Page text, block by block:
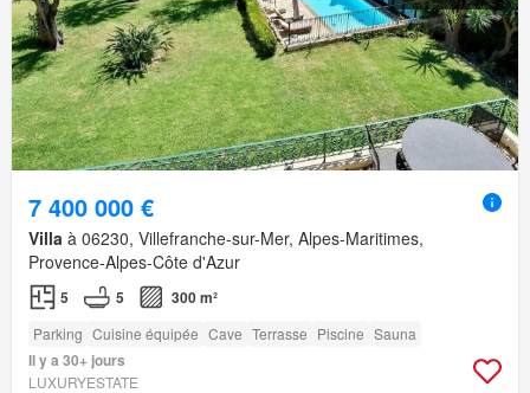
7 400 000 €
Villa à 06230, Villefranche-sur-Mer, Alpes-Maritimes,
Provence-Alpes-Côte d'Azur
5 5 300 m²
Parking Cuisine équipée Cave Terrasse Piscine Sauna
Il y a 30+ jours
LUXURYESTATE